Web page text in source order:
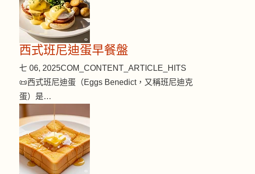
西式班尼迪蛋早餐盤
七 06, 2025COM_CONTENT_ARTICLE_HITS
📜西式班尼迪蛋（Eggs Benedict，又稱班尼迪克
蛋）是…